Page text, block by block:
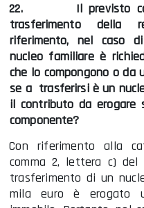
22.
Il previsto
trasferimento della
riferimento, nel caso
nucleo familiare è
che lo compongono o da
se a trasferirsi è un
il contributo da erogare
componente?
Con riferimento alla
comma 2, lettera c) del
trasferimento di un
mila euro è erogato